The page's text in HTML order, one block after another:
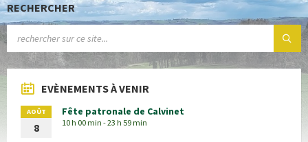
RECHERCHER
EVÈNEMENTS À VENIR
AOÛT
8
Fête patronale de Calvinet
10 h 00 min - 23 h 59 min